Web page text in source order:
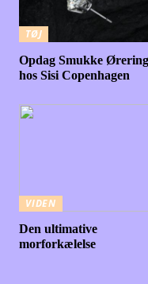
TØJ
Opdag Smukke
hos Sisi Copenhagen
VIDEN
Den ultimative
morforkælelse